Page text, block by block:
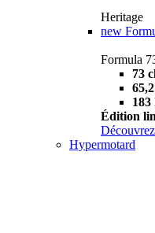
Heritage
new
Formula
73
183
Édition
Hypermotard